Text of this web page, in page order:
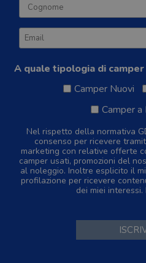
A quale tipologia di
Camper Nuovi
Camper
Nel rispetto della normativa
consenso per ricevere
marketing con relative offerte
camper usati, promozioni del
al noleggio. Inoltre esplicito il
profilazione per ricevere
dei miei interessi.